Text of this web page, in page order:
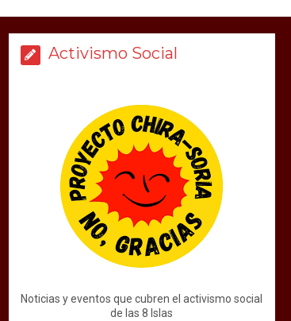
Activismo Social
Noticias y eventos que cubren el activismo social
de las 8 Islas